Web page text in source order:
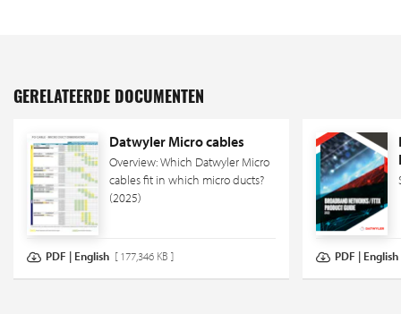
GERELATEERDE DOCUMENTEN
Datwyler Micro cables
Overview: Which Datwyler Micro
cables fit in which micro ducts?
(2025)
PDF | English [ 177,346 KB ] PDF | English